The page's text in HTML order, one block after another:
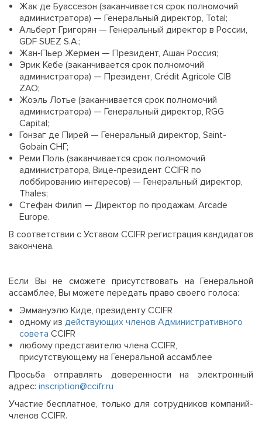
Жак де Буассезон (заканчивается срок полномочий
администратора) — Генеральный директор, Total;
Альберт Григорян — Генеральный директор в России,
GDF SUEZ S.A.;
Жан-Пьер Жермен — Президент, Ашан Россия;
Эрик Кебе (заканчивается срок полномочий
администратора) — Президент, Crédit Agricole CIB
ZAO;
Жоэль Лотье (заканчивается срок полномочий
администратора) — Генеральный директор, RGG
Capital;
Гонзаг де Пирей — Генеральный директор, Saint-
Gobain СНГ;
Реми Поль (заканчивается срок полномочий
администратора, Вице-президент CCIFR по
лоббированию интересов) — Генеральный директор,
Thales;
Стефан Филип — Директор по продажам, Arcade
Europe.
В соответствии с Уставом CCIFR регистрация кандидатов
закончена.
Если Вы не сможете присутствовать на Генеральной
ассамблее, Вы можете передать право своего голоса:
Эммануэлю Киде, президенту CCIFR
одному из действующих членов Административного
совета CCIFR
любому представителю члена CCIFR,
присутствующему на Генеральной ассамблее
Просьба отправлять доверенности на электронный
адрес: inscription@ccifr.ru
Участие бесплатное, только для сотрудников компаний-
членов CCIFR.